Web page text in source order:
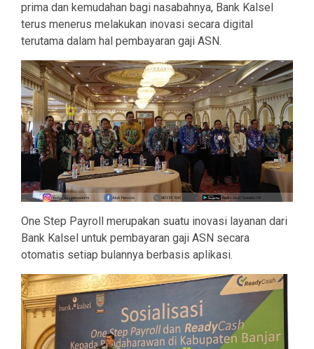
prima dan kemudahan bagi nasabahnya, Bank Kalsel
terus menerus melakukan inovasi secara digital
terutama dalam hal pembayaran gaji ASN.
One Step Payroll merupakan suatu inovasi layanan dari
Bank Kalsel untuk pembayaran gaji ASN secara
otomatis setiap bulannya berbasis aplikasi.